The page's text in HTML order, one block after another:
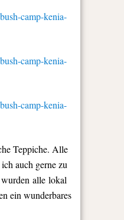
Teppiche. Alle
auch gerne zu
alle lokal
ein wunderbares